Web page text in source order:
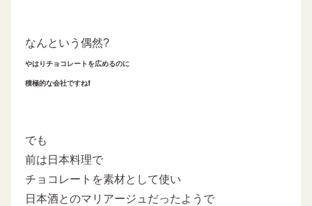
なんという偶然?
やはりチョコレートを広めるのに
積極的な会社ですね❗
でも
前は日本料理で
チョコレートを素材として使い
日本酒とのマリアージュだったようで